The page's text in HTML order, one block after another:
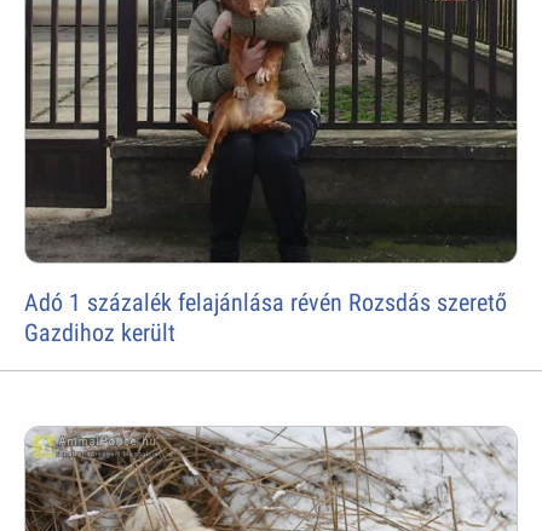
Adó 1 százalék felajánlása révén Rozsdás szerető
Gazdihoz került